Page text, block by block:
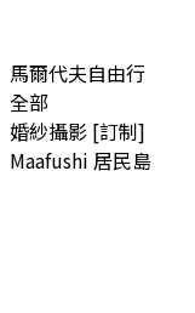
馬爾代夫自由行
全部
婚紗攝影 [訂制]
Maafushi 居民島